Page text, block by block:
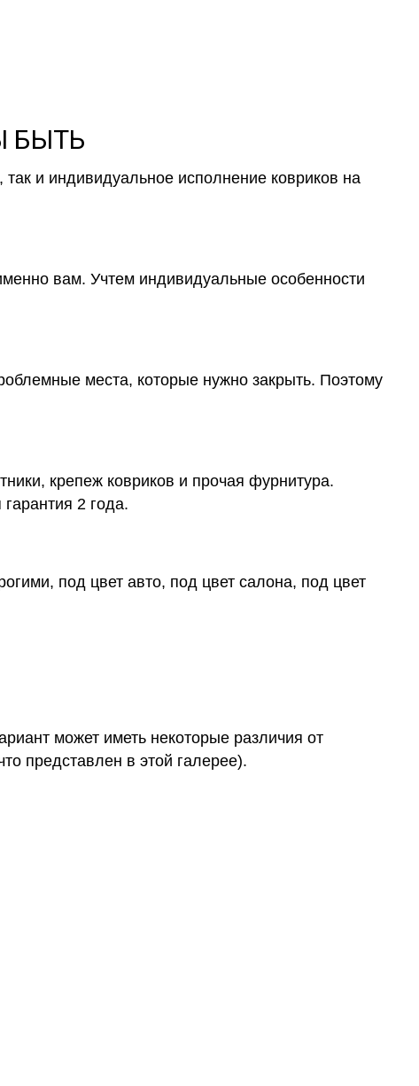
БЫТЬ
и индивидуальное исполнение ковриков на
вам. Учтем индивидуальные особенности
места, которые нужно закрыть. Поэтому
крепеж ковриков и прочая фурнитура.
2 года.
под цвет авто, под цвет салона, под цвет
может иметь некоторые различия от
представлен в этой галерее).